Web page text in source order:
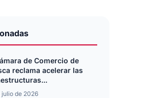
de Comercio de
reclama acelerar las
julio de 2026